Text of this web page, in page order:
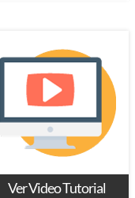
Ver Video Tutorial